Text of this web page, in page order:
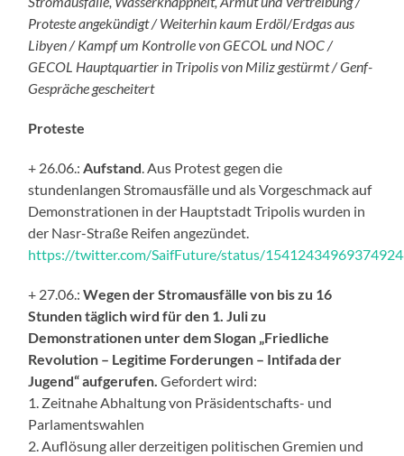
Proteste angekündigt / Weiterhin kaum Erdöl/Erdgas aus
Libyen / Kampf um Kontrolle von GECOL und NOC /
GECOL Hauptquartier in Tripolis von Miliz gestürmt / Genf-
Gespräche gescheitert
Proteste
+ 26.06.:Aufstand. Aus Protest gegen die
stundenlangen Stromausfälle und als Vorgeschmack auf
Demonstrationen in der Hauptstadt Tripolis wurden in
der Nasr-Straße Reifen angezündet.
https://twitter.com/SaifFuture/status/
+ 27.06.:Wegen der Stromausfälle von bis zu 16
Stunden täglich wird für den 1. Juli zu
Demonstrationen unter dem Slogan „Friedliche
Revolution – Legitime Forderungen – Intifada der
Jugend“ aufgerufen.Gefordert wird:
1. Zeitnahe Abhaltung von Präsidentschafts- und
Parlamentswahlen
2. Auflösung aller derzeitigen politischen Gremien und